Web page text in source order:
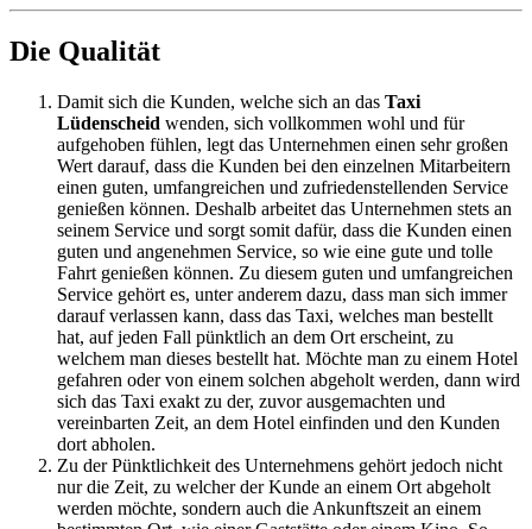
Die Qualität
Damit sich die Kunden, welche sich an das Taxi
Lüdenscheid wenden, sich vollkommen wohl und für
aufgehoben fühlen, legt das Unternehmen einen sehr großen
Wert darauf, dass die Kunden bei den einzelnen Mitarbeitern
einen guten, umfangreichen und zufriedenstellenden Service
genießen können. Deshalb arbeitet das Unternehmen stets an
seinem Service und sorgt somit dafür, dass die Kunden einen
guten und angenehmen Service, so wie eine gute und tolle
Fahrt genießen können. Zu diesem guten und umfangreichen
Service gehört es, unter anderem dazu, dass man sich immer
darauf verlassen kann, dass das Taxi, welches man bestellt
hat, auf jeden Fall pünktlich an dem Ort erscheint, zu
welchem man dieses bestellt hat. Möchte man zu einem Hotel
gefahren oder von einem solchen abgeholt werden, dann wird
sich das Taxi exakt zu der, zuvor ausgemachten und
vereinbarten Zeit, an dem Hotel einfinden und den Kunden
dort abholen.
Zu der Pünktlichkeit des Unternehmens gehört jedoch nicht
nur die Zeit, zu welcher der Kunde an einem Ort abgeholt
werden möchte, sondern auch die Ankunftszeit an einem